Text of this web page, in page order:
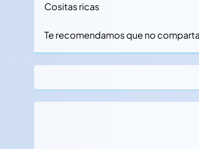
Cositas ricas
Te recomendamos que no